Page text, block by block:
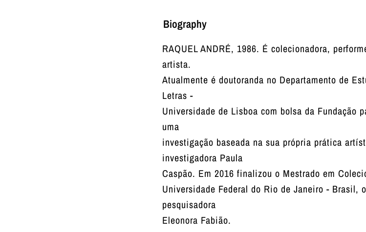
Biography
RAQUEL ANDRÉ, 1986. É colecionadora,
artista.
Atualmente é doutoranda no Departamento de
Letras -
Universidade de Lisboa com bolsa da Fundação
uma
investigação baseada na sua própria prática
investigadora Paula
Caspão. Em 2016 finalizou o Mestrado em
Universidade Federal do Rio de Janeiro - Brasil,
pesquisadora
Eleonora Fabião.